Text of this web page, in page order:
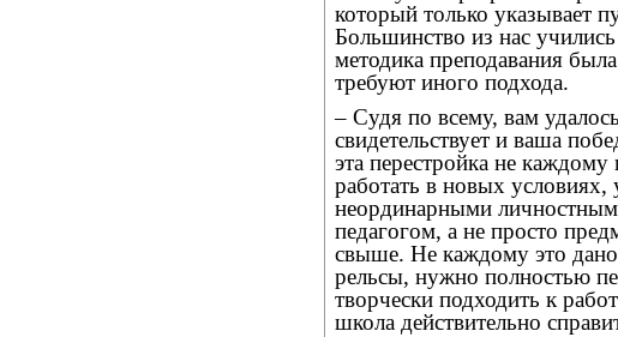
который только указывает
Большинство из нас
методика преподавания
требуют иного подхода.
– Судя по всему, вам
свидетельствует и ваша
эта перестройка не
работать в новых
неординарными
педагогом, а не просто
свыше. Не каждому это
рельсы, нужно полностью
творчески подходить к
школа действительно